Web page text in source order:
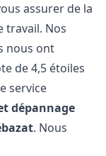
assurer de la
travail. Nos
nous ont
de 4,5 étoiles
service
dépannage
. Nous